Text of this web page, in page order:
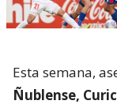
Esta semana,
Ñublense,